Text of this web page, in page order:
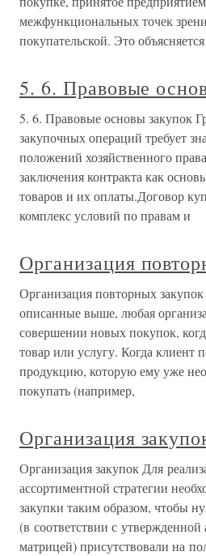
межфункциональных точек
покупательской. Это объясняется
5. 6. Правовые
5. 6. Правовые основы закупок
закупочных операций требует
положений хозяйственного
заключения контракта как
товаров и их оплаты.Договор
комплекс условий по правам и
Организация
Организация повторных
описанные выше, любая
совершении новых покупок,
товар или услугу. Когда клиент
продукцию, которую ему уже
покупать (например,
Организация
Организация закупок Для
ассортиментной стратегии
закупки таким образом, чтобы
(в соответствии с утвержденной
матрицей) присутствовали на